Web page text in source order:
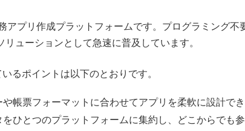
アプリ作成プラットフォームです。プログラミング
ューションとして急速に普及しています。
るポイントは以下のとおりです。
や帳票フォーマットに合わせてアプリを柔軟に設計で
ひとつのプラットフォームに集約し、どこからでも